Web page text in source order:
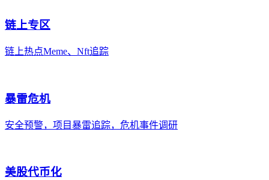
链上专区
链上热点Meme、Nft追踪
暴雷危机
安全预警，项目暴雷追踪，危机事件调研
美股代币化